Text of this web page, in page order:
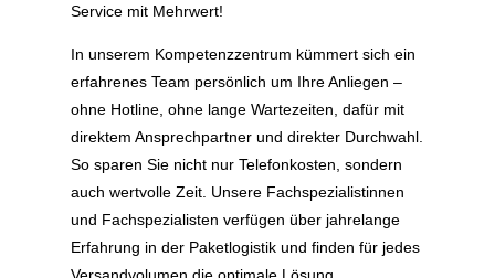
Service mit Mehrwert!
In unserem Kompetenzzentrum kümmert sich ein
erfahrenes Team persönlich um Ihre Anliegen –
ohne Hotline, ohne lange Wartezeiten, dafür mit
direktem Ansprechpartner und direkter Durchwahl.
So sparen Sie nicht nur Telefonkosten, sondern
auch wertvolle Zeit. Unsere Fachspezialistinnen
und Fachspezialisten verfügen über jahrelange
Erfahrung in der Paketlogistik und finden für jedes